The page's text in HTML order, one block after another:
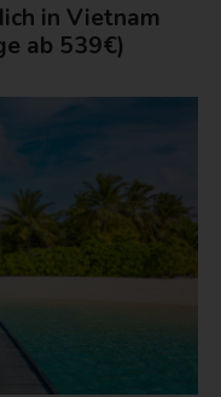
in Vietnam
ab 539€)